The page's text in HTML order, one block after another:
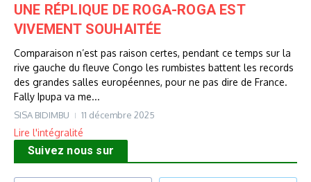
UNE RÉPLIQUE DE ROGA-ROGA EST
VIVEMENT SOUHAITÉE
Comparaison n’est pas raison certes, pendant ce temps sur la
rive gauche du fleuve Congo les rumbistes battent les records
des grandes salles européennes, pour ne pas dire de France.
Fally Ipupa va me...
SISA BIDIMBU 11 décembre 2025
Lire l'intégralité
Suivez nous sur